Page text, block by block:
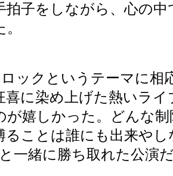
拍子をしながら、心の
ックというテーマに相
喜に染め上げた熱いラ
が嬉しかった。どんな
ることは誰にも出来や
一緒に勝ち取れた公演